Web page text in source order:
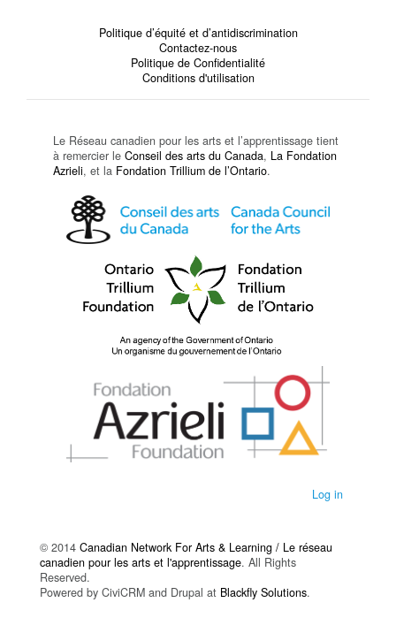
Politique d’équité et d’antidiscrimination
Contactez-nous
Politique de Confidentialité
Conditions d'utilisation
Le Réseau canadien pour les arts et l’apprentissage tient
à remercier le Conseil des arts du Canada, La Fondation
Azrieli, et la Fondation Trillium de l’Ontario.
Log in
© 2014 Canadian Network For Arts & Learning / Le réseau
canadien pour les arts et l'apprentissage. All Rights
Reserved.
Powered by CiviCRM and Drupal at Blackfly Solutions.